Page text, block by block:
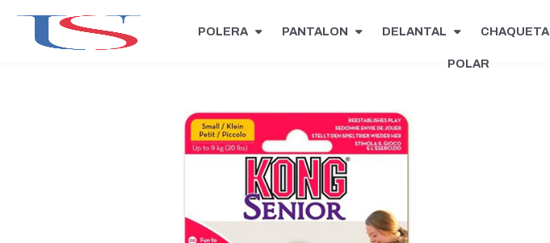
POLERA PANTALON DELANTAL CHAQUETA
POLAR